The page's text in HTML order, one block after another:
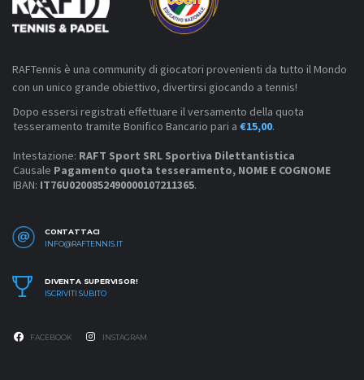
RAFTennis è una community di giocatori provenienti da tutto il Mondo
con un unico grande obiettivo, divertirsi giocando a tennis!
Dopo essersi registrati effettuare il versamento della quota
tesseramento tramite Bonifico Bancario pari a €15,00.
Intestazione: RAFT Sport SRL Sportiva Dilettantistica
Causale Pagamento quota tesseramento, NOME E COGNOME
IBAN: IT76U0200852490000107211365.
CONTATTACI
INFO@RAFTENNIS.IT
DIVENTA SUPERVISOR!
ISCRIVITI SUBITO
FACEBOOK INSTAGRAM